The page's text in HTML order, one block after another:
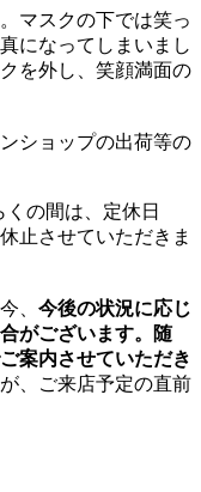
マスクの下では笑っ
になってしまいまし
を外し、笑顔満面の
ショップの出荷等の
の間は、定休日
止させていただきま
、 今後の状況に応じ
がございます。随
案内させていただき
、ご来店予定の直前